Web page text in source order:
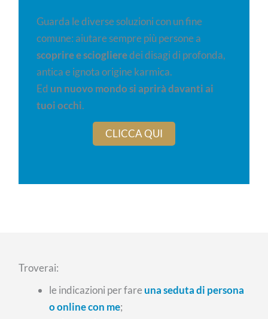
Guarda le diverse soluzioni con un fine
comune: aiutare sempre più persone a
scoprire e scioglieredei disagi di profonda,
antica e ignota origine karmica.
Ed un nuovo mondo si aprirà davanti ai
tuoi occhi.
CLICCA QUI
Troverai:
le indicazioni per fare una seduta di persona
o online con me;